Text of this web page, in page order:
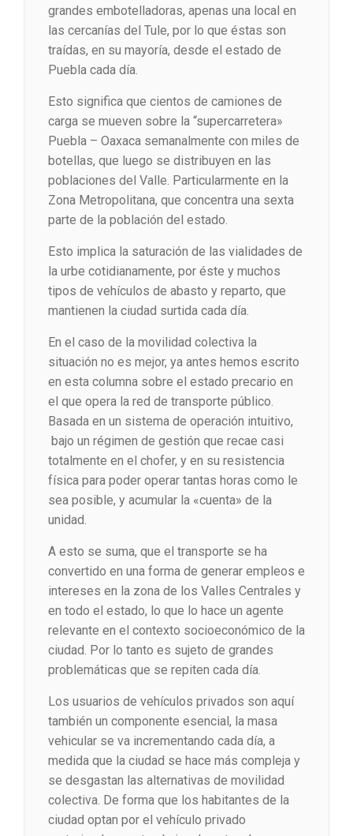
grandes embotelladoras, apenas una local en
las cercanías del Tule, por lo que éstas son
traídas, en su mayoría, desde el estado de
Puebla cada día.
Esto significa que cientos de camiones de
carga se mueven sobre la “supercarretera»
Puebla – Oaxaca semanalmente con miles de
botellas, que luego se distribuyen en las
poblaciones del Valle. Particularmente en la
Zona Metropolitana, que concentra una sexta
parte de la población del estado.
Esto implica la saturación de las vialidades de
la urbe cotidianamente, por éste y muchos
tipos de vehículos de abasto y reparto, que
mantienen la ciudad surtida cada día.
En el caso de la movilidad colectiva la
situación no es mejor, ya antes hemos escrito
en esta columna sobre el estado precario en
el que opera la red de transporte público.
Basada en un sistema de operación intuitivo,
bajo un régimen de gestión que recae casi
totalmente en el chofer, y en su resistencia
física para poder operar tantas horas como le
sea posible, y acumular la «cuenta» de la
unidad.
A esto se suma, que el transporte se ha
convertido en una forma de generar empleos e
intereses en la zona de los Valles Centrales y
en todo el estado, lo que lo hace un agente
relevante en el contexto socioeconómico de la
ciudad. Por lo tanto es sujeto de grandes
problemáticas que se repiten cada día.
Los usuarios de vehículos privados son aquí
también un componente esencial, la masa
vehicular se va incrementando cada día, a
medida que la ciudad se hace más compleja y
se desgastan las alternativas de movilidad
colectiva. De forma que los habitantes de la
ciudad optan por el vehículo privado